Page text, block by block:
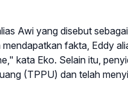
Awi yang disebut
fakta, Eddy
kata Eko. Selain itu,
(TPPU) dan telah